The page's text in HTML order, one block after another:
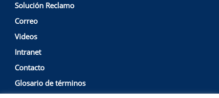
Solución Reclamo
Correo
Videos
Intranet
Contacto
Glosario de términos